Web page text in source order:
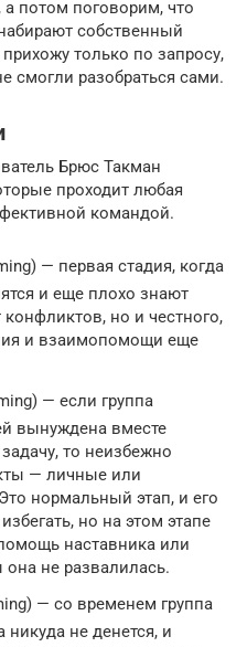
а потом поговорим, что
собственный
только по запросу,
смогли разобраться сами.
Брюс Такман
проходит любая
командой.
— первая стадия, когда
и еще плохо знают
конфликтов, но и честного,
и взаимопомощи еще
— если группа
вынуждена вместе
то неизбежно
— личные или
нормальный этап, и его
но на этом этапе
наставника или
не развалилась.
— со временем группа
никуда не денется, и